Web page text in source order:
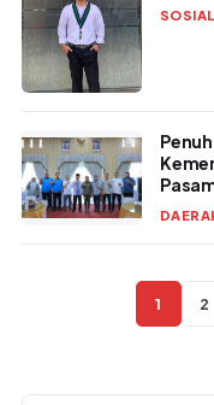
SOSIAL
1 2